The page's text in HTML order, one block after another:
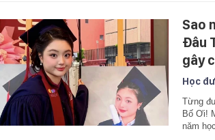
Sao
Đâu
gây
Học
Từng
Bố Ơi!
năm